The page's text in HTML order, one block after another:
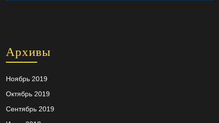
Архивы
Ноябрь 2019
Октябрь 2019
Сентябрь 2019